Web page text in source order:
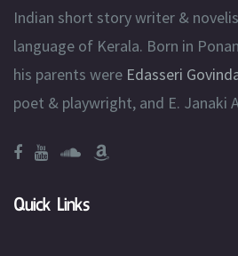
Indian short story writer &
language of Kerala. Born in
his parents were Edasseri
poet & playwright, and E. Janaki
Quick Links